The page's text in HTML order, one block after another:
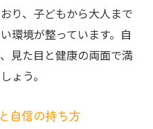
り、子どもから大人まで
環境が整っています。自
見た目と健康の両面で満
ょう。
自信の持ち方